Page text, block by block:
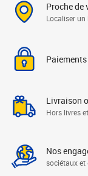
Proche de
Localiser
Livraison
Hors livres
Nos
sociétaux et